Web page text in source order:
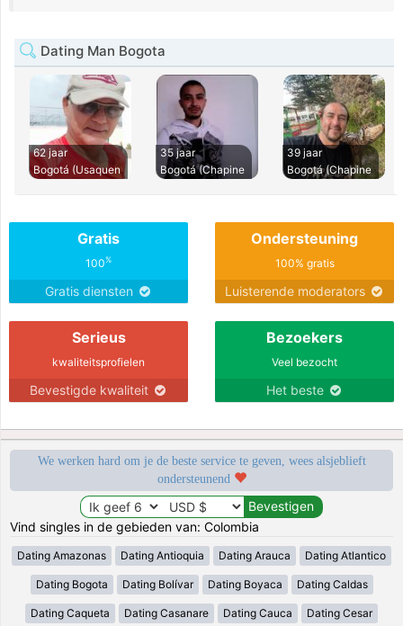
Dating Man Bogota
62 jaar
Bogotá (Usaquen
35 jaar
Bogotá (Chapine
39 jaar
Bogotá (Chapine
Gratis
100%
Gratis diensten
Ondersteuning
100% gratis
Luisterende moderators
Serieus
kwaliteitsprofielen
Bevestigde kwaliteit
Bezoekers
Veel bezocht
Het beste
We werken hard om je de beste service te geven, wees alsjeblieft
ondersteunend
Vind singles in de gebieden van: Colombia
Dating Amazonas Dating Antioquia Dating Arauca Dating Atlantico
Dating Bogota Dating Bolívar Dating Boyaca Dating Caldas
Dating Caqueta Dating Casanare Dating Cauca Dating Cesar